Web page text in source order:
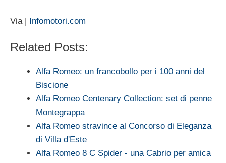
Via | Infomotori.com
Related Posts:
Alfa Romeo: un francobollo per i 100 anni del
Biscione
Alfa Romeo Centenary Collection: set di penne
Montegrappa
Alfa Romeo stravince al Concorso di Eleganza
di Villa d'Este
Alfa Romeo 8 C Spider - una Cabrio per amica